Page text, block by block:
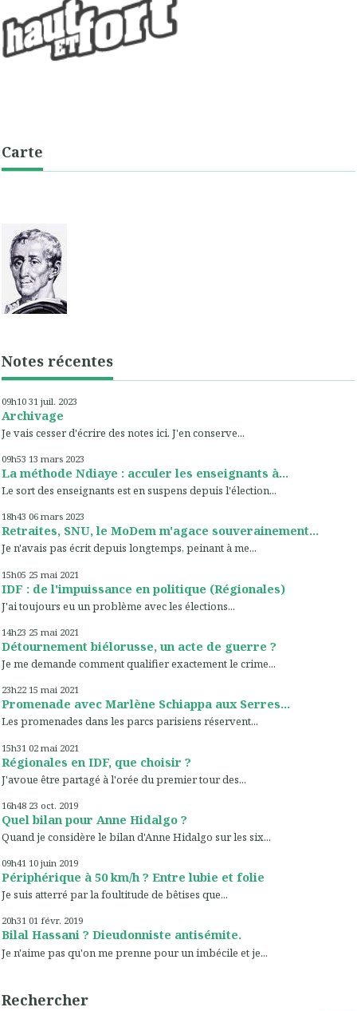
Carte
Notes récentes
09h10 31 juil. 2023
Archivage
Je vais cesser d'écrire des notes ici. J'en conserve...
09h53 13 mars 2023
La méthode Ndiaye : acculer les enseignants à...
Le sort des enseignants est en suspens depuis l'élection...
18h43 06 mars 2023
Retraites, SNU, le MoDem m'agace souverainement...
Je n'avais pas écrit depuis longtemps, peinant à me...
15h05 25 mai 2021
IDF : de l'impuissance en politique (Régionales)
J'ai toujours eu un problème avec les élections...
14h23 25 mai 2021
Détournement biélorusse, un acte de guerre ?
Je me demande comment qualifier exactement le crime...
23h22 15 mai 2021
Promenade avec Marlène Schiappa aux Serres...
Les promenades dans les parcs parisiens réservent...
15h31 02 mai 2021
Régionales en IDF, que choisir ?
J'avoue être partagé à l'orée du premier tour des...
16h48 23 oct. 2019
Quel bilan pour Anne Hidalgo ?
Quand je considère le bilan d'Anne Hidalgo sur les six...
09h41 10 juin 2019
Périphérique à 50 km/h ? Entre lubie et folie
Je suis atterré par la foultitude de bêtises que...
20h31 01 févr. 2019
Bilal Hassani ? Dieudonniste antisémite.
Je n'aime pas qu'on me prenne pour un imbécile et je...
Rechercher